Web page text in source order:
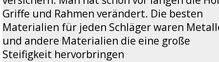
Griffe und Rahmen verändert. Die besten
Materialien für jeden Schläger waren
und andere Materialien die eine große
Steifigkeit hervorbringen